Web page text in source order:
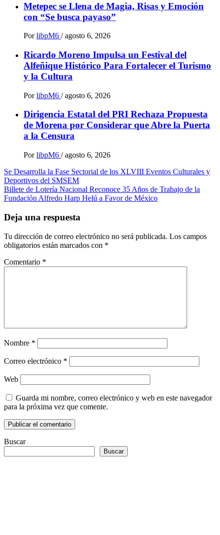
Metepec se Llena de Magia, Risas y Emoción
con “Se busca payaso”
Por libpM6 / agosto 6, 2026
Ricardo Moreno Impulsa un Festival del
Alfeñique Histórico Para Fortalecer el Turismo
y la Cultura
Por libpM6 / agosto 6, 2026
Dirigencia Estatal del PRI Rechaza Propuesta
de Morena por Considerar que Abre la Puerta
a la Censura
Por libpM6 / agosto 6, 2026
Navegación
de
entradas
Se Desarrolla la Fase Sectorial de los XLVIII Eventos Culturales y
Deportivos del SMSEM
Billete de Lotería Nacional Reconoce 35 Años de Trabajo de la
Fundación Alfredo Harp Helú a Favor de México
Deja una respuesta
Tu dirección de correo electrónico no será publicada. Los campos
obligatorios están marcados con *
Comentario *
Nombre *
Correo electrónico *
Web
Guarda mi nombre, correo electrónico y web en este navegador
para la próxima vez que comente.
Buscar
Buscar